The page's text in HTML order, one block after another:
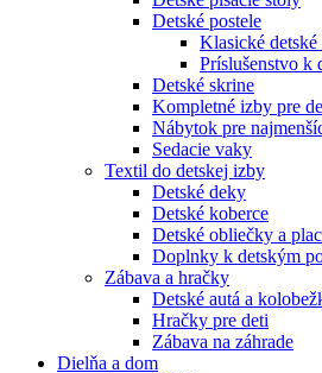
Detské postele
Klasické detské
Príslušenstvo k
Detské skrine
Kompletné izby pre
Nábytok pre
Sedacie vaky
Textil do detskej izby
Detské deky
Detské koberce
Detské obliečky a
Doplnky k detským
Zábava a hračky
Detské autá a
Hračky pre deti
Zábava na záhrade
Dielňa a dom